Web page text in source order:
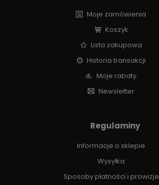
Moje zamówienia
Koszyk
Lista zakupowa
Historia transakcji
Moje rabaty
Newsletter
Regulaminy
Informacje o sklepie
Wysyłka
Sposoby płatności i prowizje